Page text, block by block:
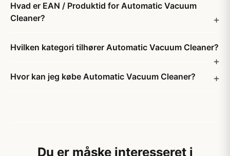
Hvad er EAN / Produktid for Automatic Vacuum
Cleaner?
Hvilken kategori tilhører Automatic Vacuum Cleaner?
Hvor kan jeg købe Automatic Vacuum Cleaner?
Du er måske interesseret i